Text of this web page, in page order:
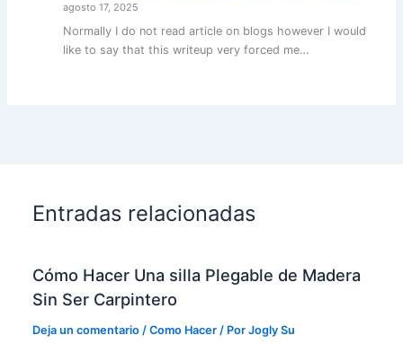
agosto 17, 2025
Normally I do not read article on blogs however I would
like to say that this writeup very forced me…
Entradas relacionadas
Cómo Hacer Una silla Plegable de Madera
Sin Ser Carpintero
Deja un comentario /Como Hacer / PorJogly Su